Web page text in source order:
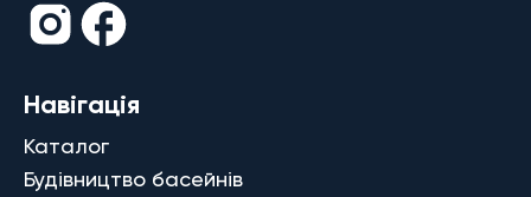
Навігація
Каталог
Будівництво басейнів